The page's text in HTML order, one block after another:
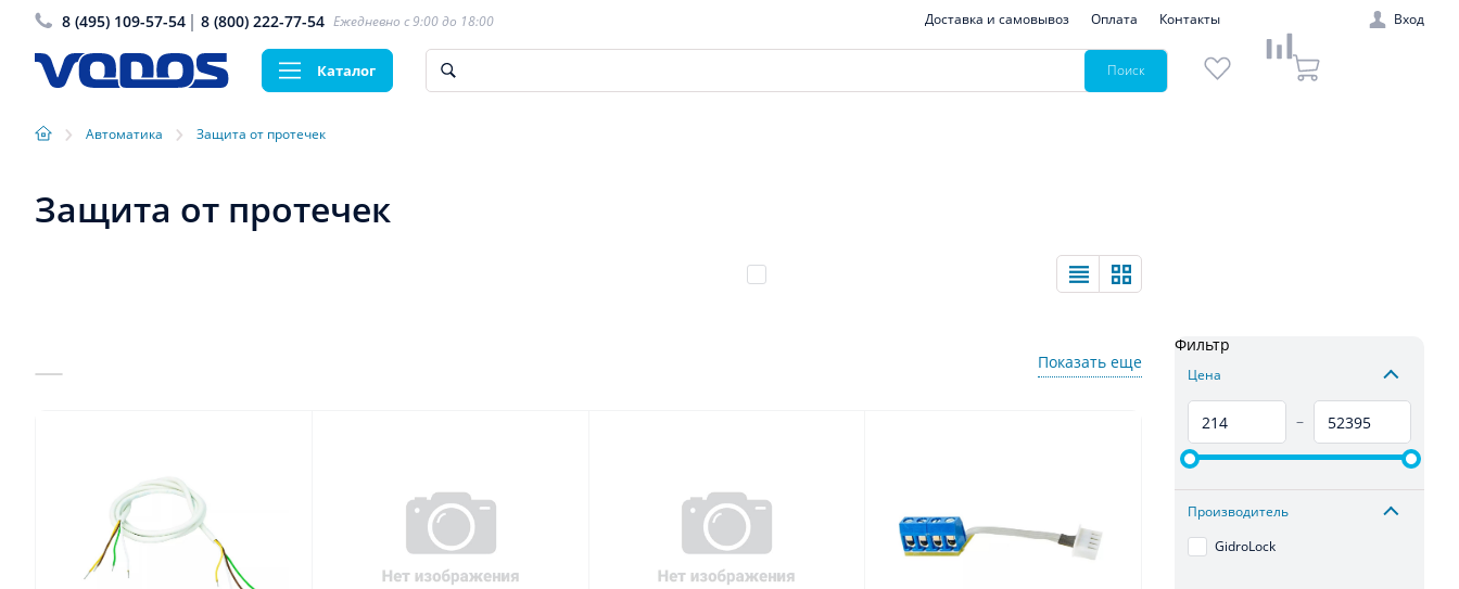
8 (495) 109-57-54 8 (800) 222-77-54 Ежедневно с 9:00 до 18:00 Доставка и самовывоз Оплата Контакты Вход
Каталог Поиск
› Автоматика › Защита от протечек
Защита от протечек
Показать еще
Фильтр
Цена
–
Производитель
GidroLock